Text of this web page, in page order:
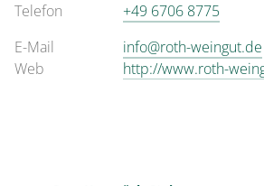
Telefon
+49 6706 8775
E-Mail
info@roth-weingut.de
Web
http://www.roth-